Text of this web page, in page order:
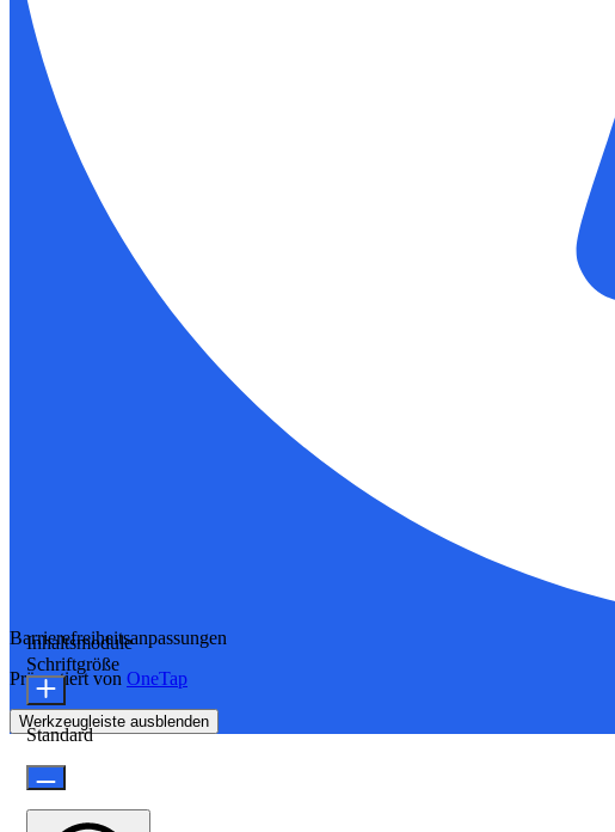
Barrierefreiheitsanpassungen
Präsentiert von OneTap
Werkzeugleiste ausblenden
Inhaltsmodule
Schriftgröße
Standard